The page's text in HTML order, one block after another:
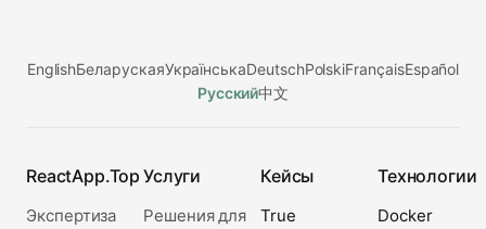
EnglishБеларускаяУкраїнськаDeutschPolskiFrançaisEspañol
Русский中文
ReactApp.Top
Экспертиза
Услуги
Решения для
Кейсы
True
Технологии
Docker